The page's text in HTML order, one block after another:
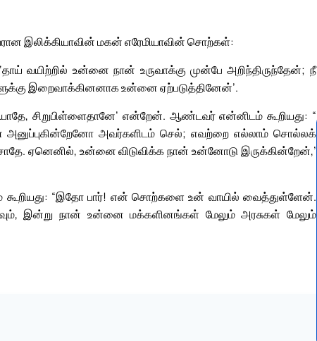
இலிக்கியாவின் மகன் எரேமியாவின் சொற்கள்:
வயிற்றில் உன்னை நான் உருவாக்கு முன்பே அறிந்திருந்தேன்; நீ
இறைவாக்கினனாக உன்னை ஏற்படுத்தினேன்’.
சிறுபிள்ளைதானே’ என்றேன். ஆண்டவர் என்னிடம் கூறியது: “
அனுப்புகின்றேனோ அவர்களிடம் செல்; எவற்றை எல்லாம் சொல்லக்
ஏனெனில், உன்னை விடுவிக்க நான் உன்னோடு இருக்கின்றேன்,’
“இதோ பார்! என் சொற்களை உன் வாயில் வைத்துள்ளேன்.
இன்று நான் உன்னை மக்களினங்கள் மேலும் அரசுகள் மேலும்